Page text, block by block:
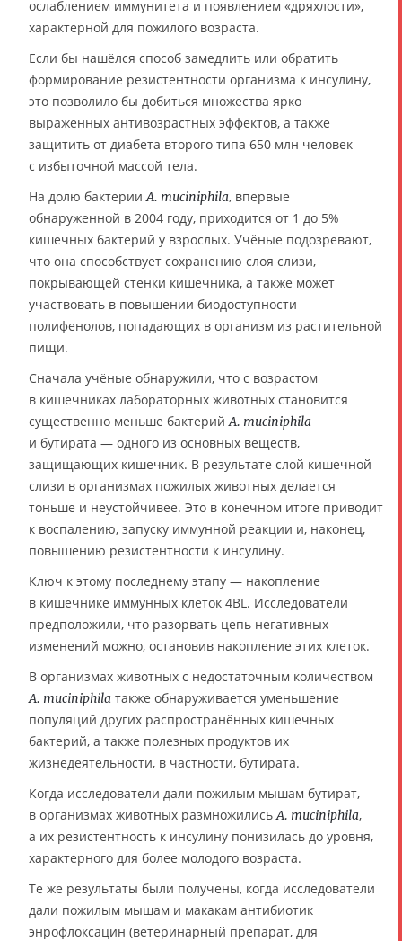
ослаблением иммунитета и появлением «дряхлости»,
характерной для пожилого возраста.
Если бы нашёлся способ замедлить или обратить
формирование резистентности организма к инсулину,
это позволило бы добиться множества ярко
выраженных антивозрастных эффектов, а также
защитить от диабета второго типа 650 млн человек
с избыточной массой тела.
На долю бактерииA. muciniphila, впервые
обнаруженной в 2004 году, приходится от 1 до 5%
кишечных бактерий у взрослых. Учёные подозревают,
что она способствует сохранению слоя слизи,
покрывающей стенки кишечника, а также может
участвовать в повышении биодоступности
полифенолов, попадающих в организм из растительной
пищи.
Сначала учёные обнаружили, что с возрастом
в кишечниках лабораторных животных становится
существенно меньше бактерийA. muciniphila
и бутирата — одного из основных веществ,
защищающих кишечник. В результате слой кишечной
слизи в организмах пожилых животных делается
тоньше и неустойчивее. Это в конечном итоге приводит
к воспалению, запуску иммунной реакции и, наконец,
повышению резистентности к инсулину.
Ключ к этому последнему этапу — накопление
в кишечнике иммунных клеток 4BL. Исследователи
предположили, что разорвать цепь негативных
изменений можно, остановив накопление этих клеток.
В организмах животных с недостаточным количеством
A. muciniphila также обнаруживается уменьшение
популяций других распространённых кишечных
бактерий, а также полезных продуктов их
жизнедеятельности, в частности, бутирата.
Когда исследователи дали пожилым мышам бутират,
в организмах животных размножилисьA. muciniphila,
а их резистентность к инсулину понизилась до уровня,
характерного для более молодого возраста.
Те же результаты были получены, когда исследователи
дали пожилым мышам и макакам антибиотик
энрофлоксацин (ветеринарный препарат, для